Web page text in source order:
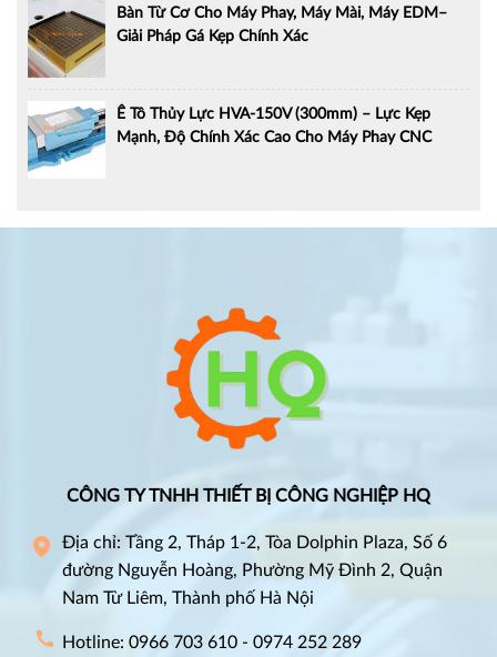
Bàn Từ Cơ Cho Máy Phay, Máy Mài, Máy EDM–
Giải Pháp Gá Kẹp Chính Xác
Ê Tô Thủy Lực HVA-150V (300mm) – Lực Kẹp
Mạnh, Độ Chính Xác Cao Cho Máy Phay CNC
CÔNG TY TNHH THIẾT BỊ CÔNG NGHIỆP HQ
Địa chỉ: Tầng 2, Tháp 1-2, Tòa Dolphin Plaza, Số 6
đường Nguyễn Hoàng, Phường Mỹ Đình 2, Quận
Nam Từ Liêm, Thành phố Hà Nội
Hotline: 0966 703 610 - 0974 252 289